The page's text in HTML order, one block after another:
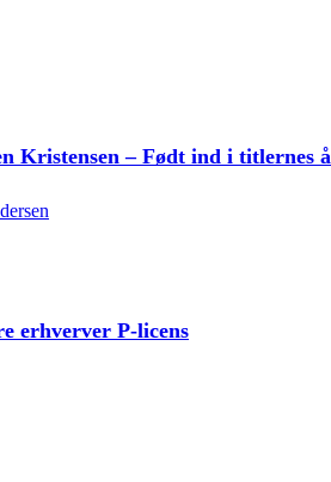
Kristensen – Født ind i titlernes
erhverver P-licens